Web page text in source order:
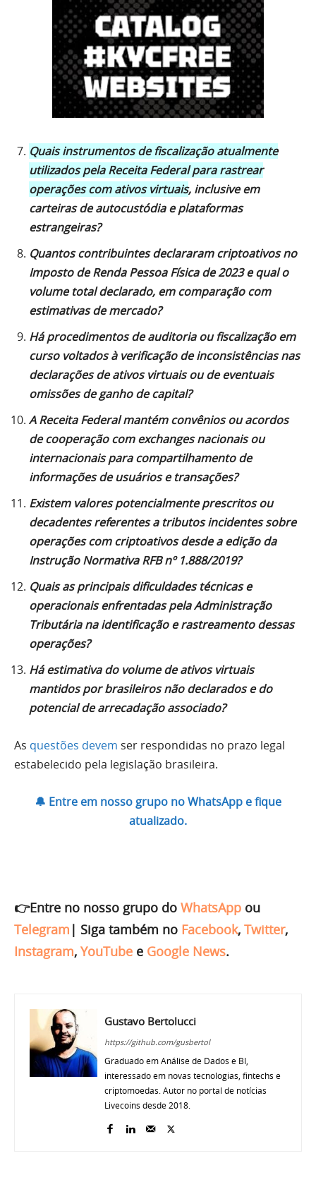
Quais instrumentos de fiscalização atualmente
utilizados pela Receita Federal para rastrear
operações com ativos virtuais, inclusive em
carteiras de autocustódia e plataformas
estrangeiras?
Quantos contribuintes declararam criptoativos no
Imposto de Renda Pessoa Física de 2023 e qual o
volume total declarado, em comparação com
estimativas de mercado?
Há procedimentos de auditoria ou fiscalização em
curso voltados à verificação de inconsistências nas
declarações de ativos virtuais ou de eventuais
omissões de ganho de capital?
A Receita Federal mantém convênios ou acordos
de cooperação com exchanges nacionais ou
internacionais para compartilhamento de
informações de usuários e transações?
Existem valores potencialmente prescritos ou
decadentes referentes a tributos incidentes sobre
operações com criptoativos desde a edição da
Instrução Normativa RFB nº 1.888/2019?
Quais as principais dificuldades técnicas e
operacionais enfrentadas pela Administração
Tributária na identificação e rastreamento dessas
operações?
Há estimativa do volume de ativos virtuais
mantidos por brasileiros não declarados e do
potencial de arrecadação associado?
As questões devem ser respondidas no prazo legal
estabelecido pela legislação brasileira.
🔔 Entre em nosso grupo no WhatsApp e fique
atualizado.
👉Entre no nosso grupo do WhatsApp ou
Telegram | Siga também no Facebook, Twitter,
Instagram, YouTube e Google News.
Gustavo Bertolucci
https://github.com/gusbertol
Graduado em Análise de Dados e BI,
interessado em novas tecnologias, fintechs e
criptomoedas. Autor no portal de notícias
Livecoins desde 2018.